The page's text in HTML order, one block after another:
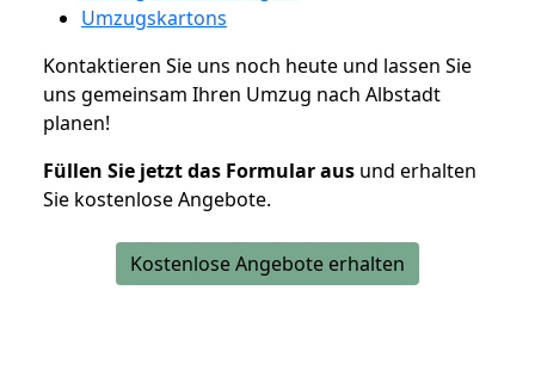
Umzugskartons
Kontaktieren Sie uns noch heute und lassen Sie
uns gemeinsam Ihren Umzug nach Albstadt
planen!
Füllen Sie jetzt das Formular aus und erhalten
Sie kostenlose Angebote.
Kostenlose Angebote erhalten